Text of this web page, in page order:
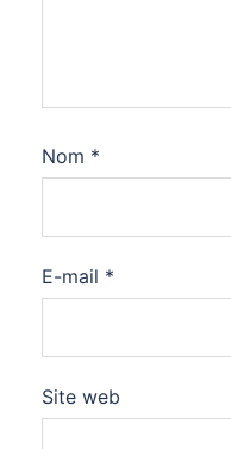
Nom *
E-mail *
Site web